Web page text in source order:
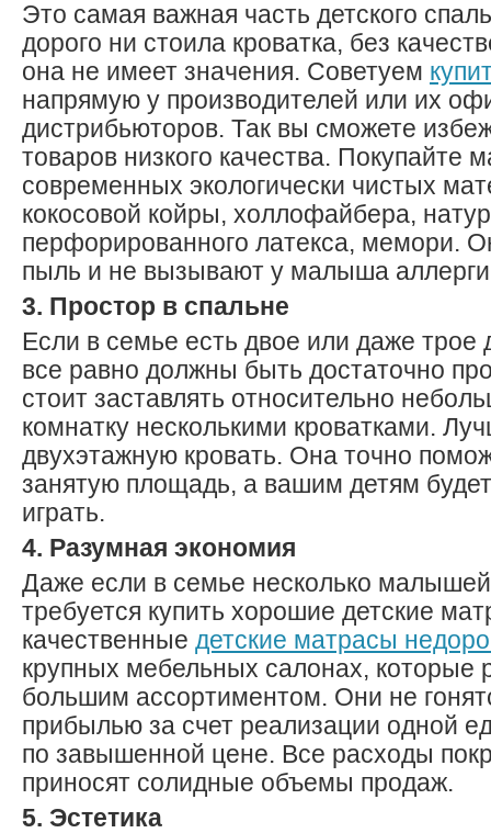
Это самая важная часть детского
дорого ни стоила кроватка, без
она не имеет значения. Советуем
напрямую у производителей или их
дистрибьюторов. Так вы сможете
товаров низкого качества. Покупайте
современных экологически чистых
кокосовой койры, холлофайбера,
перфорированного латекса, мемори.
пыль и не вызывают у малыша
3. Простор в спальне
Если в семье есть двое или даже трое
все равно должны быть достаточно
стоит заставлять относительно
комнатку несколькими кроватками.
двухэтажную кровать. Она точно
занятую площадь, а вашим детям будет
играть.
4. Разумная экономия
Даже если в семье несколько
требуется купить хорошие детские
качественные детские матрасы
крупных мебельных салонах, которые
большим ассортиментом. Они не
прибылью за счет реализации одной
по завышенной цене. Все расходы
приносят солидные объемы продаж.
5. Эстетика